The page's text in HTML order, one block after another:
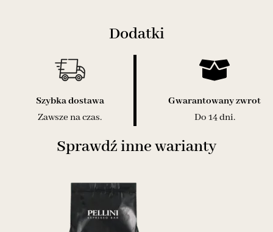
Dodatki
Szybka dostawa
Zawsze na czas.
Gwarantowany zwrot
Do 14 dni.
Sprawdź inne warianty